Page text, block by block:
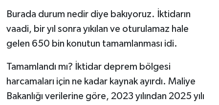
Burada durum nedir diye bakıyoruz. İktidarın
vaadi, bir yıl sonra yıkılan ve oturulamaz hale
gelen 650 bin konutun tamamlanması idi.
Tamamlandı mı? İktidar deprem bölgesi
harcamaları için ne kadar kaynak ayırdı. Maliye
Bakanlığı verilerine göre, 2023 yılından 2025 yılı